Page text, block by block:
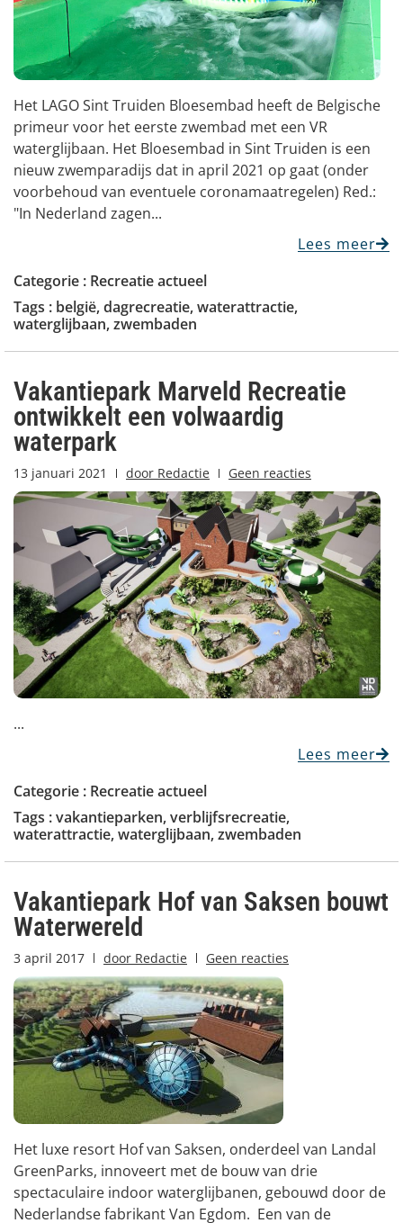
Het LAGO Sint Truiden Bloesembad heeft de Belgische
primeur voor het eerste zwembad met een VR
waterglijbaan. Het Bloesembad in Sint Truiden is een
nieuw zwemparadijs dat in april 2021 op gaat (onder
voorbehoud van eventuele coronamaatregelen) Red.:
"In Nederland zagen...
Lees meer
Categorie : Recreatie actueel
Tags : belgië,dagrecreatie,waterattractie,
waterglijbaan,zwembaden
Vakantiepark Marveld Recreatie
ontwikkelt een volwaardig
waterpark
13 januari 2021 door Redactie Geen reacties
...
Lees meer
Categorie : Recreatie actueel
Tags :vakantieparken,verblijfsrecreatie,
waterattractie,waterglijbaan,zwembaden
Vakantiepark Hof van Saksen bouwt
Waterwereld
3 april 2017 door Redactie Geen reacties
Het luxe resort Hof van Saksen, onderdeel van Landal
GreenParks, innoveert met de bouw van drie
spectaculaire indoor waterglijbanen, gebouwd door de
Nederlandse fabrikant Van Egdom. Een van de